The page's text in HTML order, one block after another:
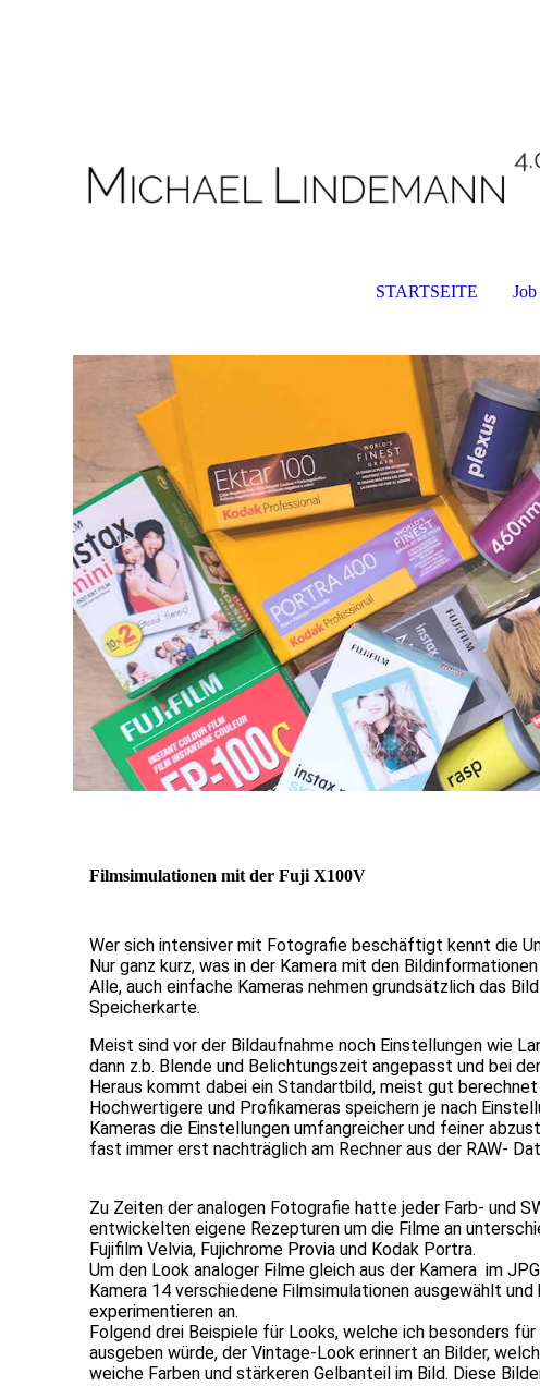
STARTSEITE Job
Filmsimulationen mit der Fuji X100V
Wer sich intensiver mit Fotografie beschäftigt kennt die
Nur ganz kurz, was in der Kamera mit den
Alle, auch einfache Kameras nehmen grundsätzlich das
Speicherkarte.
Meist sind vor der Bildaufnahme noch Einstellungen wie
dann z.b. Blende und Belichtungszeit angepasst und bei
Heraus kommt dabei ein Standartbild, meist gut
Hochwertigere und Profikameras speichern je nach
Kameras die Einstellungen umfangreicher und feiner
fast immer erst nachträglich am Rechner aus der RAW-
Zu Zeiten der analogen Fotografie hatte jeder Farb- und
entwickelten eigene Rezepturen um die Filme an
Fujifilm Velvia, Fujichrome Provia und Kodak Portra.
Um den Look analoger Filme gleich aus der Kamera im
Kamera 14 verschiedene Filmsimulationen ausgewählt
experimentieren an.
Folgend drei Beispiele für Looks, welche ich besonders
ausgeben würde, der Vintage-Look erinnert an Bilder,
weiche Farben und stärkeren Gelbanteil im Bild. Diese